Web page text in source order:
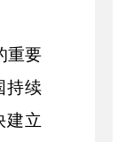
重要
持续
建立